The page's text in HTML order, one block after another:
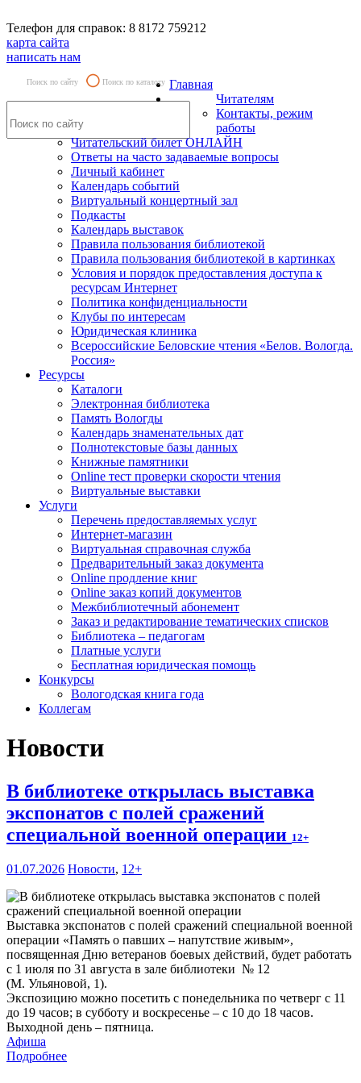
Телефон для справок: 8 8172 759212
карта сайта
написать нам
Поиск по сайту Поиск по каталогу Главная
Читателям
Контакты, режим
работы
Читательский билет ОНЛАЙН
Ответы на часто задаваемые вопросы
Личный кабинет
Календарь событий
Виртуальный концертный зал
Подкасты
Календарь выставок
Правила пользования библиотекой
Правила пользования библиотекой в картинках
Условия и порядок предоставления доступа к
ресурсам Интернет
Политика конфиденциальности
Клубы по интересам
Юридическая клиника
Всероссийские Беловские чтения «Белов. Вологда.
Россия»
Ресурсы
Каталоги
Электронная библиотека
Память Вологды
Календарь знаменательных дат
Полнотекстовые базы данных
Книжные памятники
Online тест проверки скорости чтения
Виртуальные выставки
Услуги
Перечень предоставляемых услуг
Интернет-магазин
Виртуальная справочная служба
Предварительный заказ документа
Online продление книг
Online заказ копий документов
Межбиблиотечный абонемент
Заказ и редактирование тематических списков
Библиотека – педагогам
Платные услуги
Бесплатная юридическая помощь
Конкурсы
Вологодская книга года
Коллегам
Новости
В библиотеке открылась выставка
экспонатов с полей сражений
специальной военной операции 12+
01.07.2026 Новости, 12+
Выставка экспонатов с полей сражений специальной военной
операции «Память о павших – напутствие живым»,
посвященная Дню ветеранов боевых действий, будет работать
с 1 июля по 31 августа в зале библиотеки № 12
(М. Ульяновой, 1).
Экспозицию можно посетить с понедельника по четверг с 11
до 19 часов; в субботу и воскресенье – с 10 до 18 часов.
Выходной день – пятница.
Афиша
Подробнее